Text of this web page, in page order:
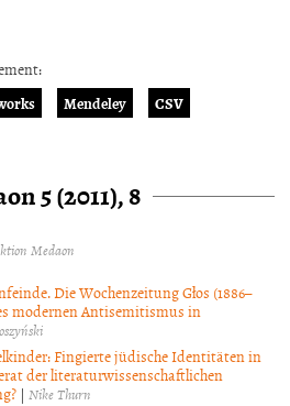
Mendeley CSV
5 (2011), 8
Medaon
Die Wochenzeitung Głos (1886–
modernen Antisemitismus in
Fingierte jüdische Identitäten in
der literaturwissenschaftlichen
| Nike Thurn